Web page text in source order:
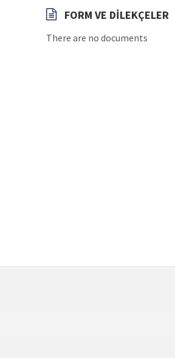
FORM VE DİLEKÇELER
There are no documents